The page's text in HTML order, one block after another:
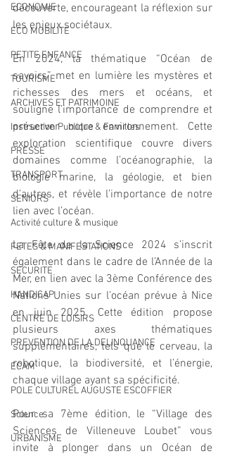
ECONOMIE
ECO MOBILITE
PETITE ENFANCE
TOURISME
ARCHIVES ET PATRIMOINE
Instruction Publique & Familles
PRESSE
TRANSPORT
SENIORS
Activité culture & musique
FETES & MANIFESTATIONS
SECURITE
HANDICAP
CENTRE DE LOISIRS
PREVENTION DE LA DELINQUANCE
ECAM
POLE CULTUREL AUGUSTE ESCOFFIER
Science
URBANISME
découverte, encourageant la réflexion sur
les enjeux sociétaux.
En 2024, la thématique “Océan de
savoirs” met en lumière les mystères et
richesses des mers et océans, et
souligne l’importance de comprendre et
préserver notre environnement. Cette
exploration scientifique couvre divers
domaines comme l’océanographie, la
biologie marine, la géologie, et bien
d’autres, et révèle l’importance de notre
lien avec l’océan.
La Fête de la Science 2024 s’inscrit
également dans le cadre de l’Année de la
Mer, en lien avec la 3ème Conférence des
Nations Unies sur l’océan prévue à Nice
en juin 2025. Cette édition propose
plusieurs axes thématiques
supplémentaires, tels que le cerveau, la
robotique, la biodiversité, et l’énergie,
chaque village ayant sa spécificité.
Pour sa 7ème édition, le “Village des
Sciences de Villeneuve Loubet” vous
invite à plonger dans un Océan de